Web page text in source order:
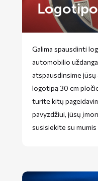
Galima spausdinti
automobilio
atspausdinsime
logotipą 30 cm
turite kitų
pavyzdžiui, jūsų
susisiekite su mumis